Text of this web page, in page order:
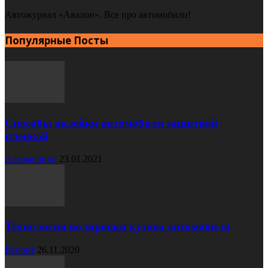
Автожурнал «Авалон». Все про автомобили!
Популярные Посты
Способы оклейки автомобиля защитной
пленкой
Автомобили 23.01.2021
Технология полировки кузова автомобиля
Ремонт 26.11.2020